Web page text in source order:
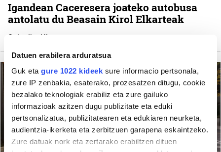
Datuen erabilera arduratsua
Guk eta gure 1022 kideek sure informacio pertsonala,
zure IP zenbakia, esaterako, prozesatzen ditugu, cookie
bezalako teknologiak erabiliz eta zure gailuko
informazioak azitzen dugu publizitate eta eduki
pertsonalizatua, publizitatearen eta edukiaren neurketa,
audientzia-ikerketa eta zerbitzuen garapena eskaintzeko.
Zure datuak nork eta zertarako erabiltzen dituen
Igandean Caceresera joateko autobusa
antolatu du Beasain Kirol Elkarteak
Goierriko Hitza